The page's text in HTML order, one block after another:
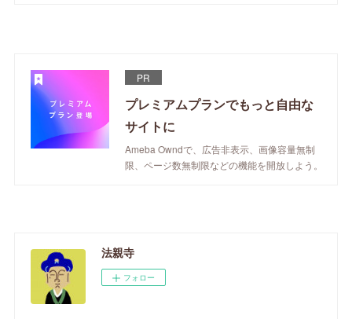
PR
プレミアムプランでもっと自由な
サイトに
Ameba Owndで、広告非表示、画像容量無制
限、ページ数無制限などの機能を開放しよう。
法親寺
フォロー